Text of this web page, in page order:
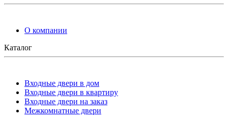
О компании
Каталог
Входные двери в дом
Входные двери в квартиру
Входные двери на заказ
Межкомнатные двери